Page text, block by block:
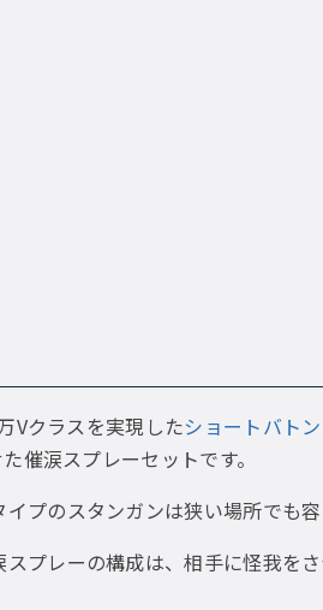
Vクラスを実現したショートバト
催涙スプレーセットです。
プのスタンガンは狭い場所でも容
プレーの構成は、相手に怪我を